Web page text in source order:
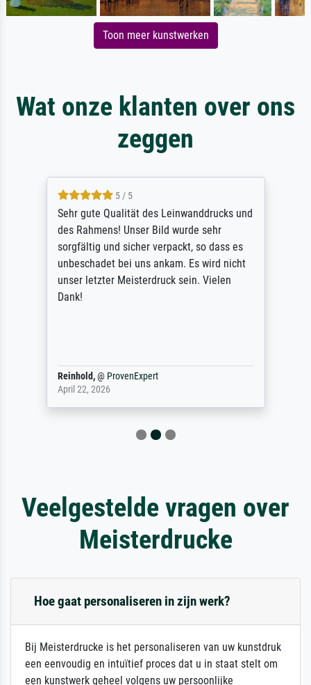
Toon meer kunstwerken
Wat onze klanten over ons
zeggen
5 / 5
Sehr gute Qualität des Leinwanddrucks und
des Rahmens! Unser Bild wurde sehr
sorgfältig und sicher verpackt, so dass es
unbeschadet bei uns ankam. Es wird nicht
unser letzter Meisterdruck sein. Vielen
Dank!
Reinhold,@ ProvenExpert
April 22, 2026
Veelgestelde vragen over
Meisterdrucke
Hoe gaat personaliseren in zijn werk?
Bij Meisterdrucke is het personaliseren van uw kunstdruk
een eenvoudig en intuïtief proces dat u in staat stelt om
een kunstwerk geheel volgens uw persoonlijke